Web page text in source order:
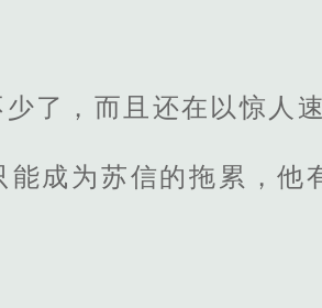
了，而且还在以惊人
成为苏信的拖累，他